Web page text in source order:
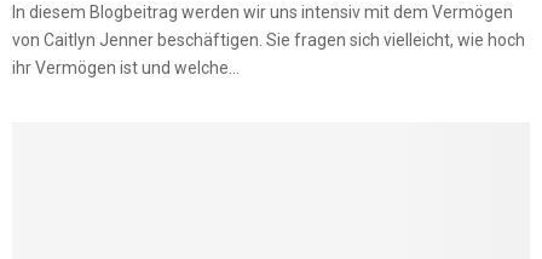
In diesem Blogbeitrag werden wir uns intensiv mit dem Vermögen
von Caitlyn Jenner beschäftigen. Sie fragen sich vielleicht, wie hoch
ihr Vermögen ist und welche...